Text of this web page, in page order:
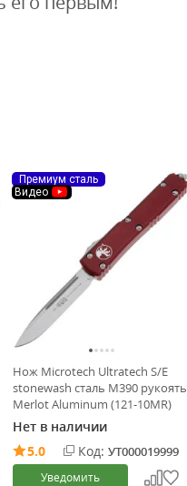
Премиум сталь
Видео
Нож Microtech Ultratech S/E
stonewash сталь M390 рукоять
Merlot Aluminum (121-10MR)
Нет в наличии
5.0
Код: УТ000019999
Уведомить